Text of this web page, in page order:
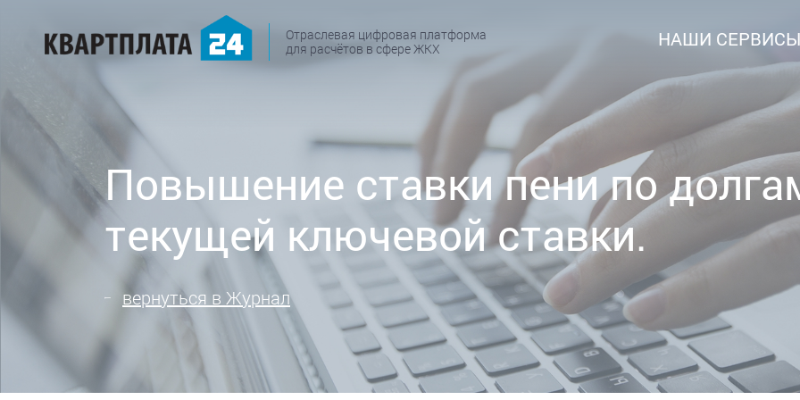
Отраслевая цифровая платформа
для расчётов в сфере ЖКХ
НАШИ СЕРВИСЫ
Повышение ставки пени по
текущей ключевой ставки.
вернуться в Журнал